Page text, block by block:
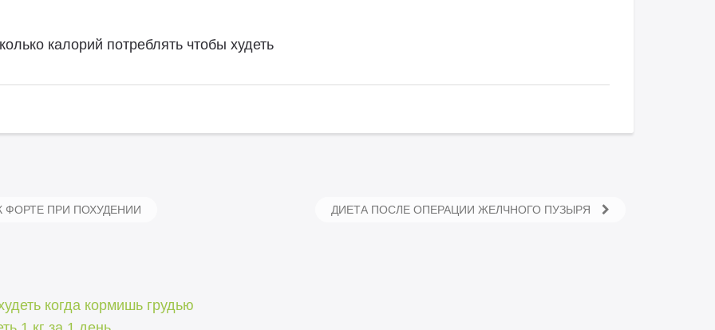
колько калорий потреблять чтобы худеть
ФОРТЕ ПРИ ПОХУДЕНИИ ДИЕТА ПОСЛЕ ОПЕРАЦИИ ЖЕЛЧНОГО ПУЗЫРЯ
когда кормишь грудью